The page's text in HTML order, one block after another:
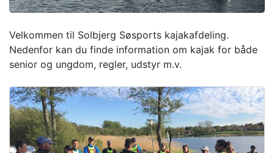
Velkommen til Solbjerg Søsports kajakafdeling.
Nedenfor kan du finde information om kajak for både
senior og ungdom, regler, udstyr m.v.